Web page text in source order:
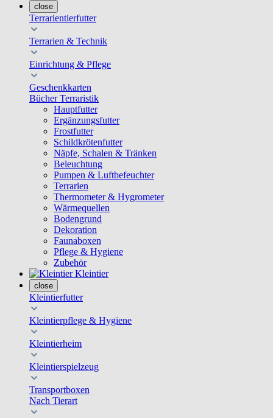
close
Terrarientierfutter
Terrarien & Technik
Einrichtung & Pflege
Geschenkkarten
Bücher Terraristik
Hauptfutter
Ergänzungsfutter
Frostfutter
Schildkrötenfutter
Näpfe, Schalen & Tränken
Beleuchtung
Pumpen & Luftbefeuchter
Terrarien
Thermometer & Hygrometer
Wärmequellen
Bodengrund
Dekoration
Faunaboxen
Pflege & Hygiene
Zubehör
Kleintier
close
Kleintierfutter
Kleintierpflege & Hygiene
Kleintierheim
Kleintierspielzeug
Transportboxen
Nach Tierart